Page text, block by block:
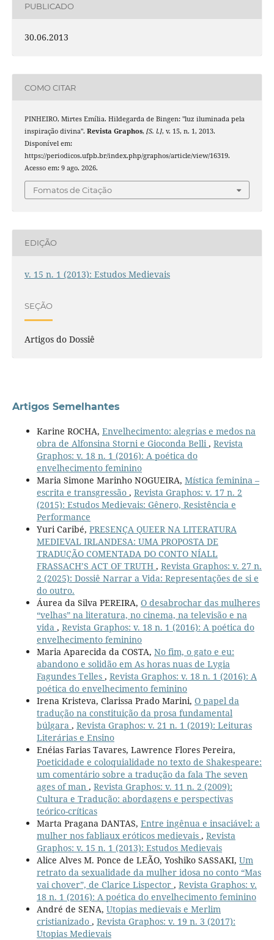
PUBLICADO
30.06.2013
COMO CITAR
PINHEIRO, Mirtes Emília. Hildegarda de Bingen: "luz iluminada pela
inspiração divina". Revista Graphos, [S. l.], v. 15, n. 1, 2013.
Disponível em:
https://periodicos.ufpb.br/index.php/graphos/article/view/16319.
Acesso em: 9 ago. 2026.
Fomatos de Citação
EDIÇÃO
v. 15 n. 1 (2013): Estudos Medievais
SEÇÃO
Artigos do Dossiê
Artigos Semelhantes
Karine ROCHA, Envelhecimento: alegrias e medos na
obra de Alfonsina Storni e Gioconda Belli, Revista
Graphos: v. 18 n. 1 (2016): A poética do
envelhecimento feminino
Maria Simone Marinho NOGUEIRA, Mística feminina –
escrita e transgressão , Revista Graphos: v. 17 n. 2
(2015): Estudos Medievais: Gênero, Resistência e
Performance
Yuri Caribé, PRESENÇA QUEER NA LITERATURA
MEDIEVAL IRLANDESA: UMA PROPOSTA DE
TRADUÇÃO COMENTADA DO CONTO NÍALL
FRASSACH’S ACT OF TRUTH , Revista Graphos: v. 27 n.
2 (2025): Dossiê Narrar a Vida: Representações de si e
do outro.
Áurea da Silva PEREIRA, O desabrochar das mulheres
“velhas” na literatura, no cinema, na televisão e na
vida , Revista Graphos: v. 18 n. 1 (2016): A poética do
envelhecimento feminino
Maria Aparecida da COSTA, No fim, o gato e eu:
abandono e solidão em As horas nuas de Lygia
Fagundes Telles , Revista Graphos: v. 18 n. 1 (2016): A
poética do envelhecimento feminino
Irena Kristeva, Clarissa Prado Marini, O papel da
tradução na constituição da prosa fundamental
búlgara , Revista Graphos: v. 21 n. 1 (2019): Leituras
Literárias e Ensino
Enéias Farias Tavares, Lawrence Flores Pereira,
Poeticidade e coloquialidade no texto de Shakespeare:
um comentário sobre a tradução da fala The seven
ages of man , Revista Graphos: v. 11 n. 2 (2009):
Cultura e Tradução: abordagens e perspectivas
teórico-críticas
Marta Pragana DANTAS, Entre ingênua e insaciável: a
mulher nos fabliaux eróticos medievais , Revista
Graphos: v. 15 n. 1 (2013): Estudos Medievais
Alice Alves M. Ponce de LEÃO, Yoshiko SASSAKI, Um
retrato da sexualidade da mulher idosa no conto “Mas
vai chover”, de Clarice Lispector , Revista Graphos: v.
18 n. 1 (2016): A poética do envelhecimento feminino
André de SENA, Utopias medievais e Merlim
cristianizado , Revista Graphos: v. 19 n. 3 (2017):
Utopias Medievais